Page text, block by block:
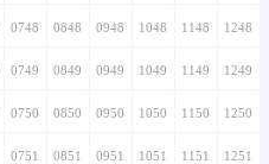
0748 0848 0948 1048 1148 1248
0749 0849 0949 1049 1149 1249
0750 0850 0950 1050 1150 1250
0751 0851 0951 1051 1151 1251